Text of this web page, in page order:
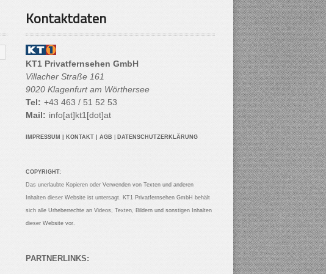
Kontaktdaten
KT1 Privatfernsehen GmbH
Villacher Straße 161
9020 Klagenfurt am Wörthersee
Tel: +43 463 / 51 52 53
Mail: info[at]kt1[dot]at
IMPRESSUM KONTAKT AGB DATENSCHUTZERKLÄRUNG
COPYRIGHT:
Das unerlaubte Kopieren oder Verwenden von Texten und anderen
Inhalten dieser Website ist untersagt. KT1 Privatfernsehen GmbH behält
sich alle Urheberrechte an Videos, Texten, Bildern und sonstigen Inhalten
dieser Website vor.
PARTNERLINKS: